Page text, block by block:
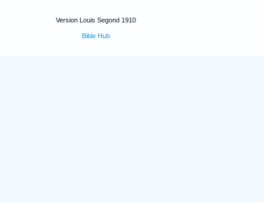
Version Louis Segond 1910
Bible Hub